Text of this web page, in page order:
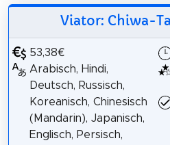
Viator: Chiwa-
53,38€
Arabisch, Hindi,
Deutsch, Russisch,
Koreanisch, Chinesisch
(Mandarin), Japanisch,
Englisch, Persisch,